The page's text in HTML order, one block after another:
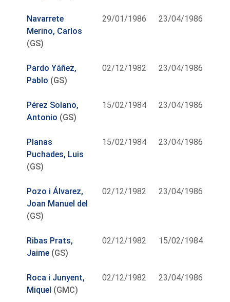
Navarrete
Merino, Carlos
(GS)
29/01/1986 23/04/1986
Pardo Yáñez,
Pablo (GS)
02/12/1982 23/04/1986
Pérez Solano,
Antonio (GS)
15/02/1984 23/04/1986
Planas
Puchades, Luis
(GS)
15/02/1984 23/04/1986
Pozo i Álvarez,
Joan Manuel del
(GS)
02/12/1982 23/04/1986
Ribas Prats,
Jaime (GS)
02/12/1982 15/02/1984
Roca i Junyent,
Miquel (GMC)
02/12/1982 23/04/1986